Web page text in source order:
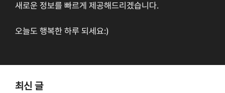
새로운 정보를 빠르게 제공해드리겠습니다.
오늘도 행복한 하루 되세요:)
최신 글